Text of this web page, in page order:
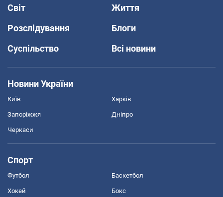
Світ
Життя
Розслідування
Блоги
Суспільство
Всі новини
Новини України
Київ Харків
Запоріжжя Дніпро
Черкаси
Спорт
Футбол Баскетбол
Хокей Бокс